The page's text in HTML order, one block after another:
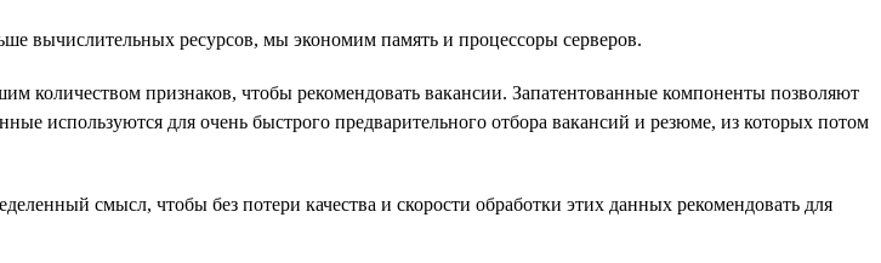
вычислительных ресурсов, мы экономим память и процессоры серверов.
количеством признаков, чтобы рекомендовать вакансии. Запатентованные компоненты позволяют
используются для очень быстрого предварительного отбора вакансий и резюме, из которых потом
смысл, чтобы без потери качества и скорости обработки этих данных рекомендовать для